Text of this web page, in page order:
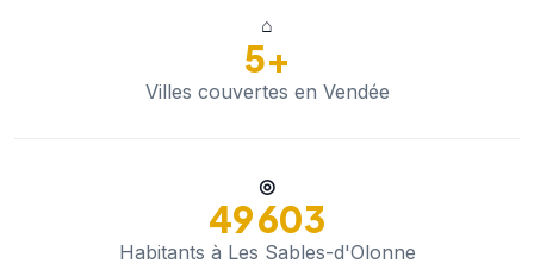
⌂
5+
Villes couvertes en Vendée
◎
49 603
Habitants à Les Sables-d'Olonne